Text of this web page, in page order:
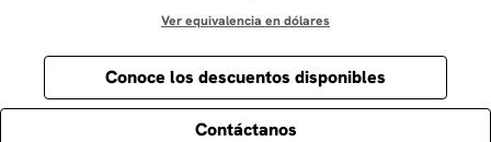
Ver equivalencia en dólares
Conoce los descuentos disponibles
Contáctanos